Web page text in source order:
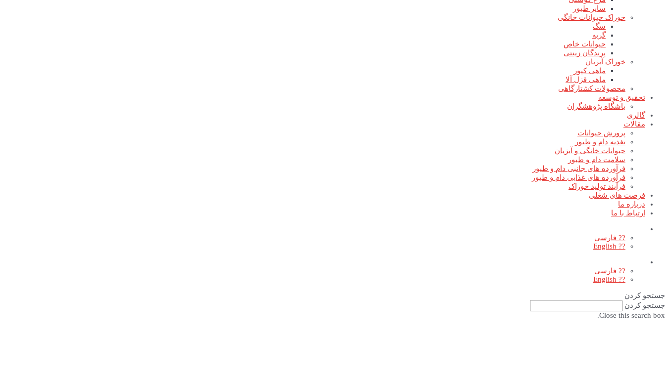
سایر طیور
خوراک حیوانات خانگی
سگ
گربه
حیوانات خاص
پرندگان زینتی
خوراک آبزیان
ماهی کپور
ماهی قزل آلا
محصولات کشتارگاهی
تحقیق و توسعه
باشگاه پژوهشگران
گالری
مقالات
پرورش حیوانات
تغذیه دام و طیور
حیوانات خانگی و آبزیان
سلامت دام و طیور
فرآورده های جانبی دام و طیور
فرآورده های غذایی دام و طیور
فرآیند تولید خوراک
فرصت های شغلی
درباره ما
ارتباط با ما
?? فارسی
?? English
?? فارسی
?? English
جستجو کردن
جستجو کردن
Close this search box.